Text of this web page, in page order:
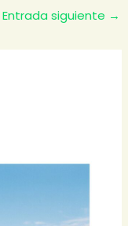
Entrada siguiente →